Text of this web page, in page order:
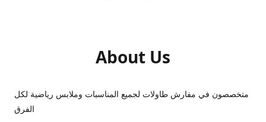
About Us
متخصصون في مفارش طاولات لجميع المناسبات وملابس رياضية لكل
الفرق